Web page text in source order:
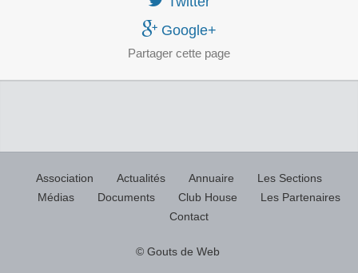
Google+
Partager cette page
Association Actualités Annuaire
Les Sections
Médias
Documents Club House
Les Partenaires
Contact
© Gouts de Web